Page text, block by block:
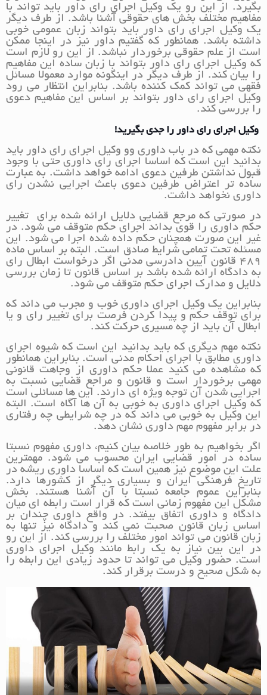
بگیرد. از این رو یک وکیل اجرای رای داور باید تواند با
مفاهیم مختلف بخش های حقوقی آشنا باشد. از طرف دیگر
یک وکیل اجرای رای داور باید بتواند زبان عمومی خوبی
داشته باشد. همانطور که گفتیم داور نیز در اینجا ممکن
است از علم حقوقی برخوردار نباشد. از این رو لازم است
که وکیل اجرای رای داور بتواند با زبان ساده این مفاهیم
را بیان کند. از طرف دیگر در اینگونه موارد معمولا مسائل
فقهی می تواند کمک کننده باشد. بنابراین انتظار می رود
وکیل اجرای رای داور بتواند بر اساس این مفاهیم دعوی
را بررسی کند.
وکیل اجرای رای داور را جدی بگیرید!
نکته مهمی که در باب داوری وو وکیل اجرای رای داور باید
بدانید این است که اساسا اجرای رای داوری حتی با وجود
قبول نداشتن طرفین دعوی ادامه خواهد داشت. به عبارت
ساده تر اعتراض طرفین دعوی باعث اجرایی نشدن رای
داوری نخواهد داشت.
در صورتی که مرجع قضایی دلایل ارائه شده برای تغییر
حکم داوری را قوی بداند اجرای حکم متوقف می شود. در
غیر این صورت همچنان حکم داده شده اجرا می شود. این
مسئله تحت تمامی شرایط صادق است. البته بر اساس ماده
489 قانون آیین دادرسی مدنی اگر درخواست ابطال رای
به دادگاه ارائه شده باشد بر اساس قانون تا زمان بررسی
دلایل و مدارک اجرای حکم متوقف می شود.
بنابراین یک وکیل اجرای داوری خوب و مجرب می داند که
برای توقف حکم و پیدا کردن فرصت برای تغییر رای و یا
ابطال آن باید از چه مسیری حرکت کند.
نکته مهم دیگری که باید بدانید این است که شیوه اجرای
داوری مطابق با اجرای احکام مدنی است. بنابراین همانطور
که مشاهده می کنید عملا حکم داوری از وجاهت قانونی
مهمی برخوردار است و قانون و مراجع قضایی نسبت به
اجرایی شدن آن توجه ویژه ای دارند. این ها مسائلی است
که وکیل اجرای داوری به خوبی به آن ها آگاه است. البته
این وکیل به خوبی می داند که در چه شرایطی چه رفتاری
در برابر مفهوم مهم داوری نشان دهد.
اگر بخواهیم به طور خلاصه بیان کنیم، داوری مفهوم نسبتا
ساده در امور قضایی ایران محسوب می شود. مهمترین
علت این موضوع نیز همین است که اساسا داوری ریشه در
تاریخ فرهنگی ایران و بسیاری دیگر از کشورها دارد.
بنابراین عموم جامعه نسبتا با آن آشنا هستند. بخش
مشکل این مفهوم زمانی است که قرار است رابطه ای میان
دادگاه و داوری اتفاق بیفتد. در واقع داوری چندان بر
اساس زبان قانون صحبت نمی کند و دادگاه نیز تنها به
زبان قانون می تواند امور مختلف را بررسی کند. از این رو
در این بین نیاز به یک رابط مانند وکیل اجرای داوری
است. حضور وکیل می تواند تا حدود زیادی این رابطه را
به شکل صحیح و درست برقرار کند.